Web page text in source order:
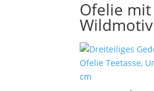
Ofelie mit